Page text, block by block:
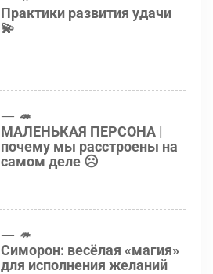
Практики развития удачи
💫
🦔
МАЛЕНЬКАЯ ПЕРСОНА |
почему мы расстроены на
самом деле ☹️
🦔
Симорон: весёлая «магия»
для исполнения желаний